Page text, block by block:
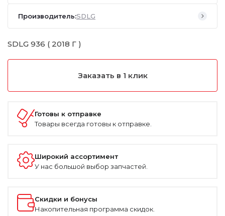
Производитель:SDLG
SDLG 936 ( 2018 Г )
Заказать в 1 клик
Готовы к отправке
Товары всегда готовы к отправке.
Широкий ассортимент
У нас большой выбор запчастей.
Скидки и бонусы
Накопительная программа скидок.